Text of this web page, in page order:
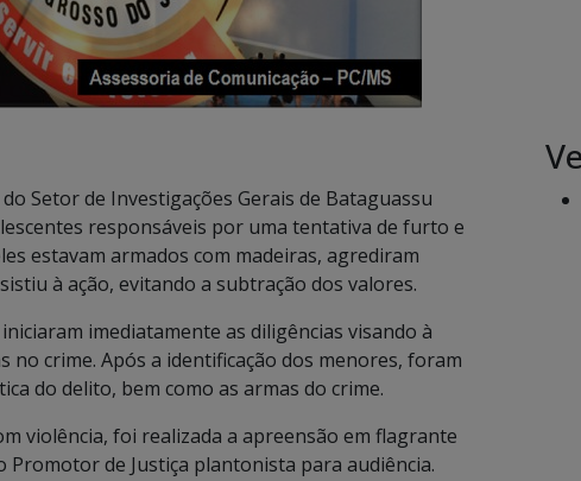
Setor de Investigações Gerais de Bataguassu
responsáveis por uma tentativa de furto e
estavam armados com madeiras, agrediram
à ação, evitando a subtração dos valores.
imediatamente as diligências visando à
no crime. Após a identificação dos menores, foram
do delito, bem como as armas do crime.
violência, foi realizada a apreensão em flagrante
de Justiça plantonista para audiência.